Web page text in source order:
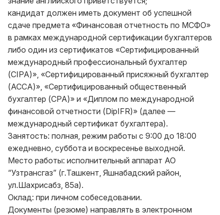
кандидат должен иметь документ об успешной
сдаче предмета «Финансовая отчетность по МСФО»
в рамках международной сертификации бухгалтеров
либо один из сертификатов «Сертифицированный
международный профессиональный бухгалтер
(CIPA)», «Сертифицированный присяжный бухгалтер
(АССА)», «Сертифицированный общественный
бухгалтер (СРА)» и «Диплом по международной
финансовой отчетности (DipIFR)» (далее —
международный сертификат бухгалтера).
Занятость: полная, режим работы с 9:00 до 18:00
ежедневно, суббота и воскресенье выходной.
Место работы: исполнительный аппарат АО
“Узтрансгаз” (г.Ташкент, Яшнабадский район,
ул.Шахрисабз, 85а).
Оклад: при личном собеседовании.
Документы (резюме) направлять в электронном